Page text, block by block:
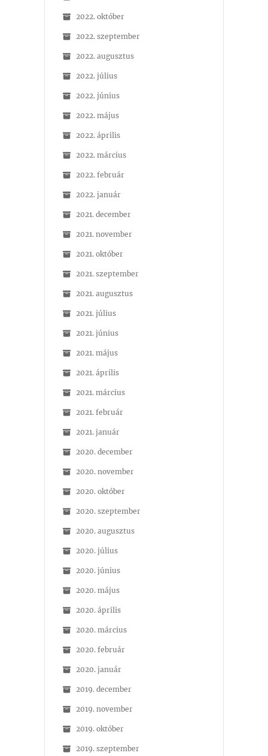
2022. október
2022. szeptember
2022. augusztus
2022. július
2022. június
2022. május
2022. április
2022. március
2022. február
2022. január
2021. december
2021. november
2021. október
2021. szeptember
2021. augusztus
2021. július
2021. június
2021. május
2021. április
2021. március
2021. február
2021. január
2020. december
2020. november
2020. október
2020. szeptember
2020. augusztus
2020. július
2020. június
2020. május
2020. április
2020. március
2020. február
2020. január
2019. december
2019. november
2019. október
2019. szeptember